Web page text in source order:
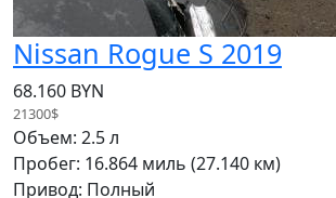
Nissan Rogue S 2019
68.160 BYN
21300$
Объем: 2.5 л
Пробег: 16.864 миль (27.140 км)
Привод: Полный